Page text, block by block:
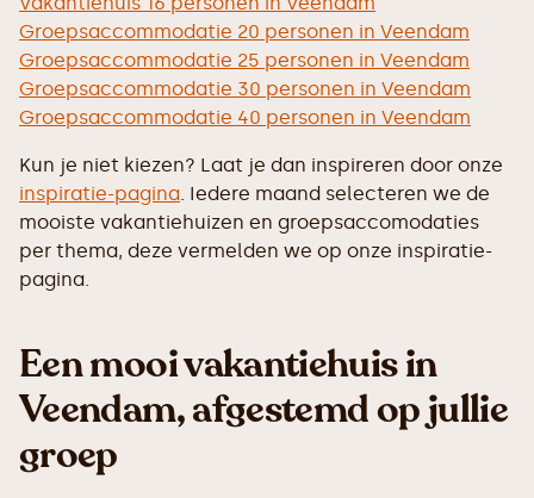
Groepsaccommodatie 20 personen in Veendam
Groepsaccommodatie 25 personen in Veendam
Groepsaccommodatie 30 personen in Veendam
Groepsaccommodatie 40 personen in Veendam
Kun je niet kiezen? Laat je dan inspireren door onze
inspiratie-pagina. Iedere maand selecteren we de
mooiste vakantiehuizen en groepsaccomodaties
per thema, deze vermelden we op onze inspiratie-
pagina.
Een mooi vakantiehuis in
Veendam, afgestemd op jullie
groep